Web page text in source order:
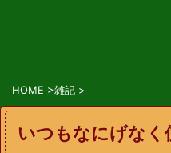
HOME >雑記 >
いつもなにげな